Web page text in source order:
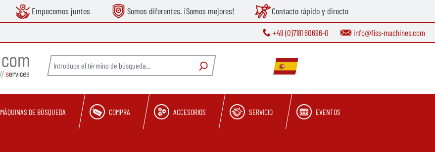
Empecemos juntos Somos diferentes. ¡Somos mejores! Contacto rápido y directo
+49 (0)7181 60696-0 info@fiss-machines.com
MÁQUINAS DE BÚSQUEDA COMPRA ACCESORIOS SERVICIO EVENTOS